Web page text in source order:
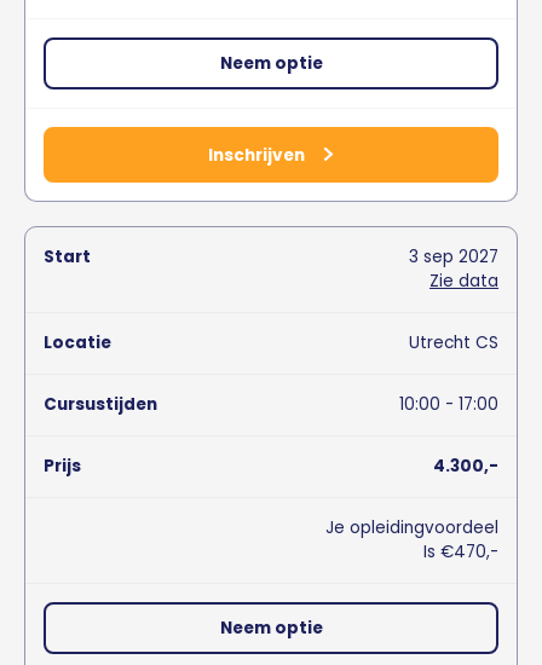
Neem optie
Inschrijven
3 sep 2027
Zie data
Utrecht CS
10:00 - 17:00
4.300,-
Je opleidingvoordeel
Is €470,-
Neem optie